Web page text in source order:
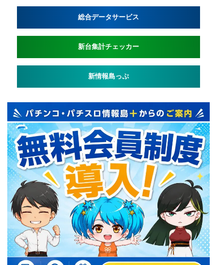
総合データサービス
新台集計チェッカー
新情報島っぷ